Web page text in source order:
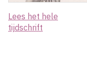
Lees het hele
tijdschrift